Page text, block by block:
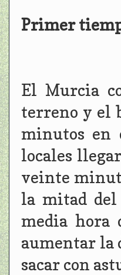
Primer
El Murcia
terreno y el
minutos en
locales
veinte
la mitad
media hora
aumentar la
sacar con